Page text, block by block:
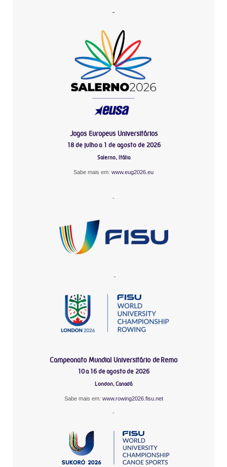
-
Jogos Europeus Universitários
18 de julho a 1 de agosto de 2026
Salerno, Itália
Sabe mais em: www.eug2026.eu
-
-
Campeonato Mundial Universitário de Remo
10 a 16 de agosto de 2026
London, Canadá
Sabe mais em: www.rowing2026.fisu.net
-